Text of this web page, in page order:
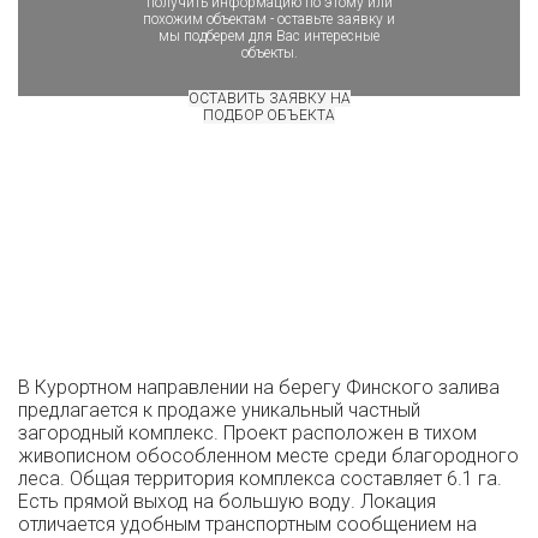
похожим объектам - оставьте заявку и
мы подберем для Вас интересные
объекты.
ОСТАВИТЬ ЗАЯВКУ НА
ПОДБОР ОБЪЕКТА
В Курортном направлении на берегу Финского залива
предлагается к продаже уникальный частный
загородный комплекс. Проект расположен в тихом
живописном обособленном месте среди благородного
леса. Общая территория комплекса составляет 6.1 га.
Есть прямой выход на большую воду. Локация
отличается удобным транспортным сообщением на